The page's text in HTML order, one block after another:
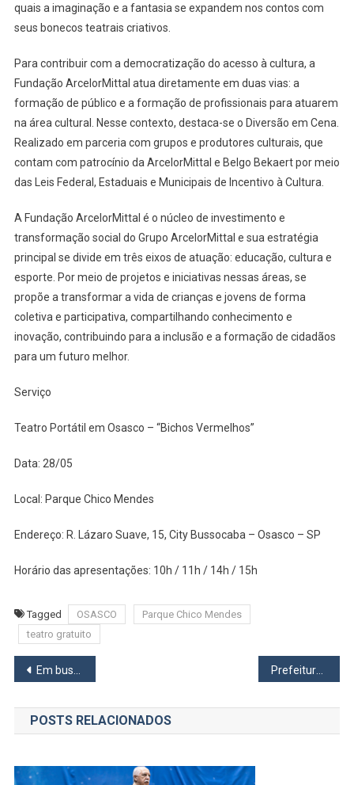
quais a imaginação e a fantasia se expandem nos contos com
seus bonecos teatrais criativos.
Para contribuir com a democratização do acesso à cultura, a
Fundação ArcelorMittal atua diretamente em duas vias: a
formação de público e a formação de profissionais para atuarem
na área cultural. Nesse contexto, destaca-se o Diversão em Cena.
Realizado em parceria com grupos e produtores culturais, que
contam com patrocínio da ArcelorMittal e Belgo Bekaert por meio
das Leis Federal, Estaduais e Municipais de Incentivo à Cultura.
A Fundação ArcelorMittal é o núcleo de investimento e
transformação social do Grupo ArcelorMittal e sua estratégia
principal se divide em três eixos de atuação: educação, cultura e
esporte. Por meio de projetos e iniciativas nessas áreas, se
propõe a transformar a vida de crianças e jovens de forma
coletiva e participativa, compartilhando conhecimento e
inovação, contribuindo para a inclusão e a formação de cidadãos
para um futuro melhor.
Serviço
Teatro Portátil em Osasco – “Bichos Vermelhos”
Data: 28/05
Local: Parque Chico Mendes
Endereço: R. Lázaro Suave, 15, City Bussocaba – Osasco – SP
Horário das apresentações: 10h / 11h / 14h / 15h
Tagged OSASCO
Parque Chico Mendes
teatro gratuito
Navegação
de
Post
Em busca da classificação para o Final Four, Basket Osasco encara o Cruzeiro fora de casa
POSTS RELACIONADOS